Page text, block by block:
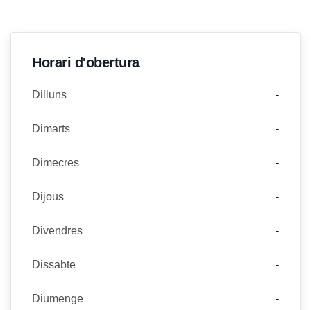
Horari d'obertura
Dilluns -
Dimarts -
Dimecres -
Dijous -
Divendres -
Dissabte -
Diumenge -